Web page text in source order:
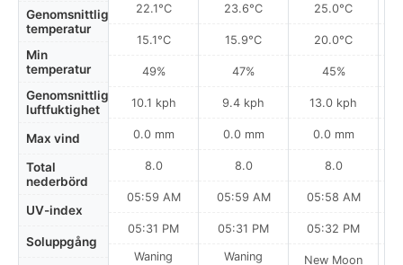
Genomsnittlig
temperatur
Min
temperatur
Genomsnittlig
luftfuktighet
Max vind
Total
nederbörd
UV-index
Soluppgång
22.1°C
15.1°C
49%
10.1 kph
0.0 mm
8.0
05:59 AM
05:31 PM
Waning
23.6°C
15.9°C
47%
9.4 kph
0.0 mm
8.0
05:59 AM
05:31 PM
Waning
25.0°C
20.0°C
45%
13.0 kph
0.0 mm
8.0
05:58 AM
05:32 PM
New Moon